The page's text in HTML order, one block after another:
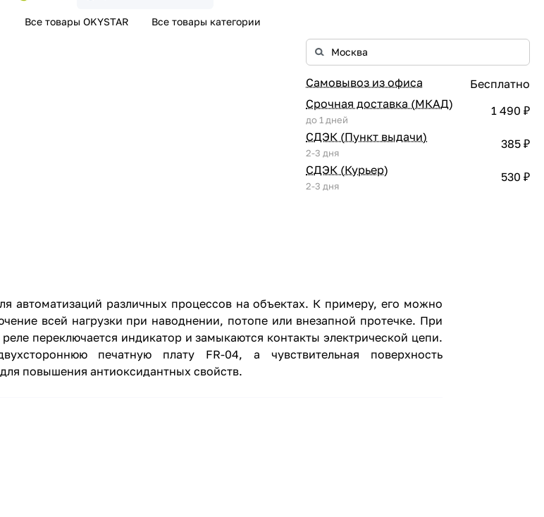
Все товары OKYSTAR Все товары категории
Самовывоз из офиса
Бесплатно
Срочная доставка (МКАД)
до 1 дней
1 490 ₽
СДЭК (Пункт выдачи)
2-3 дня
385 ₽
СДЭК (Курьер)
2-3 дня
530 ₽
автоматизаций различных процессов на объектах. К примеру, его можно
всей нагрузки при наводнении, потопе или внезапной протечке. При
переключается индикатор и замыкаются контакты электрической цепи.
печатную плату FR-04, а чувствительная поверхность
повышения антиоксидантных свойств.